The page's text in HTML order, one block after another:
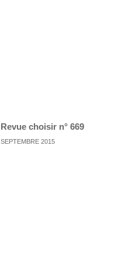
Revue choisir n° 669
SEPTEMBRE 2015